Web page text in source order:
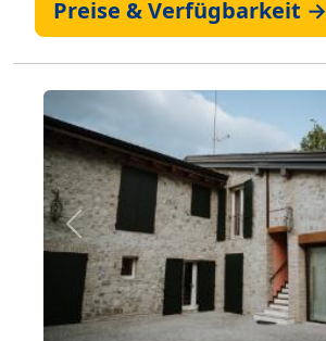
Preise & Verfügbarkeit →
Zurück